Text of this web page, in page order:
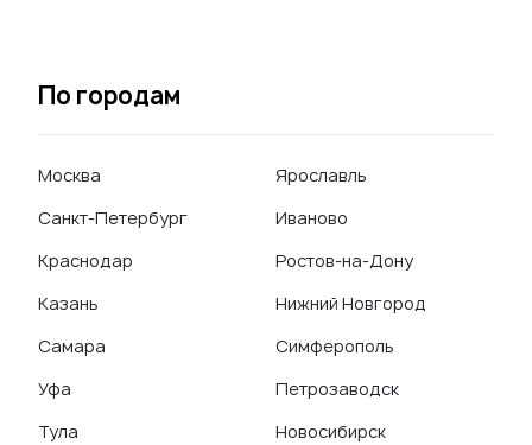
По городам
Москва
Санкт-Петербург
Краснодар
Казань
Самара
Уфа
Тула
Ярославль
Иваново
Ростов-на-Дону
Нижний Новгород
Симферополь
Петрозаводск
Новосибирск